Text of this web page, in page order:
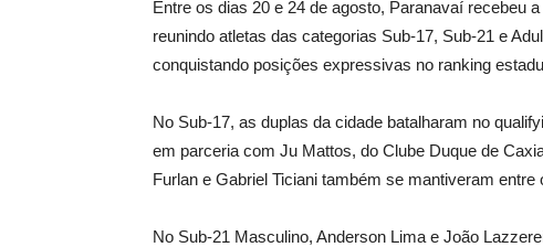
Entre os dias 20 e 24 de agosto, Paranavaí recebeu
reunindo atletas das categorias Sub-17, Sub-21 e
conquistando posições expressivas no ranking
No Sub-17, as duplas da cidade batalharam no
em parceria com Ju Mattos, do Clube Duque de
Furlan e Gabriel Ticiani também se mantiveram entre
No Sub-21 Masculino, Anderson Lima e João